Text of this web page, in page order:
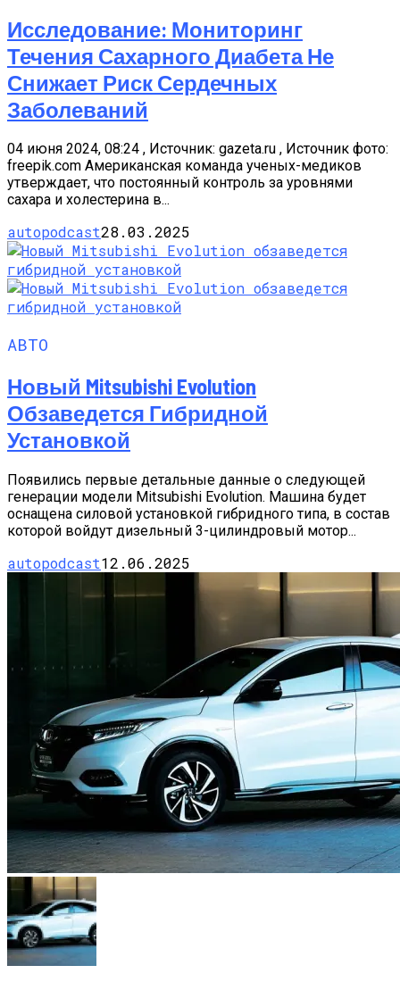
Исследование: Мониторинг
Течения Сахарного Диабета Не
Снижает Риск Сердечных
Заболеваний
04 июня 2024, 08:24 , Источник: gazeta.ru , Источник фото:
freepik.com Американская команда ученых-медиков
утверждает, что постоянный контроль за уровнями
сахара и холестерина в...
autopodcast28.03.2025
АВТО
Новый Mitsubishi Evolution
Обзаведется Гибридной
Установкой
Появились первые детальные данные о следующей
генерации модели Mitsubishi Evolution. Машина будет
оснащена силовой установкой гибридного типа, в состав
которой войдут дизельный 3-цилиндровый мотор...
autopodcast12.06.2025